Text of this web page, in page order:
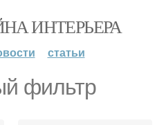
ИНТЕРЬЕРА
статьи
фильтр